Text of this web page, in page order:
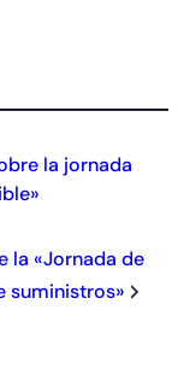
la jornada
la «Jornada de
suministros»